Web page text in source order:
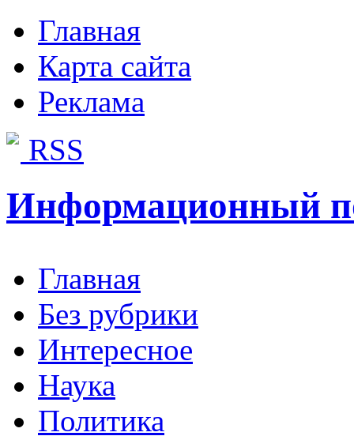
Главная
Карта сайта
Реклама
RSS
Информационный
Главная
Без рубрики
Интересное
Наука
Политика